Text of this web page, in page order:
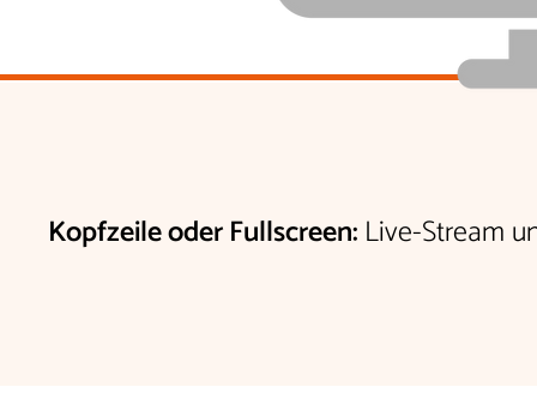
Kopfzeile oder Fullscreen: Live-Stream